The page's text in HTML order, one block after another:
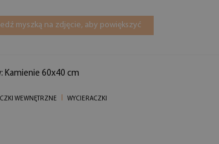
myszką na zdjęcie, aby powiększyć
Kamienie 60x40 cm
WEWNĘTRZNE WYCIERACZKI